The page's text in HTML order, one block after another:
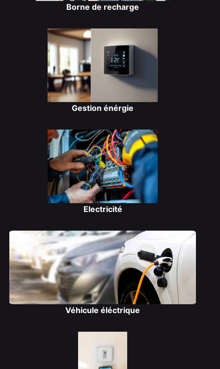
Borne de recharge
Gestion énérgie
Electricité
Véhicule éléctrique